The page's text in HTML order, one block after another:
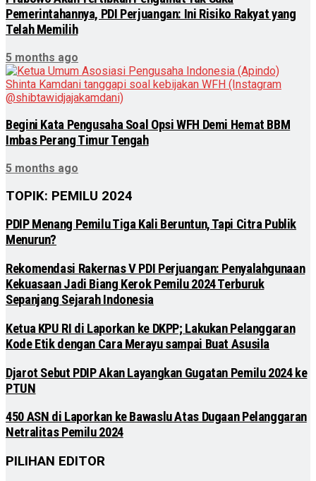
Pemerintahannya, PDI Perjuangan: Ini Risiko Rakyat yang
Telah Memilih
5 months ago
Begini Kata Pengusaha Soal Opsi WFH Demi Hemat BBM
Imbas Perang Timur Tengah
5 months ago
TOPIK: PEMILU 2024
PDIP Menang Pemilu Tiga Kali Beruntun, Tapi Citra Publik
Menurun?
Rekomendasi Rakernas V PDI Perjuangan: Penyalahgunaan
Kekuasaan Jadi Biang Kerok Pemilu 2024 Terburuk
Sepanjang Sejarah Indonesia
Ketua KPU RI di Laporkan ke DKPP; Lakukan Pelanggaran
Kode Etik dengan Cara Merayu sampai Buat Asusila
Djarot Sebut PDIP Akan Layangkan Gugatan Pemilu 2024 ke
PTUN
450 ASN di Laporkan ke Bawaslu Atas Dugaan Pelanggaran
Netralitas Pemilu 2024
PILIHAN EDITOR